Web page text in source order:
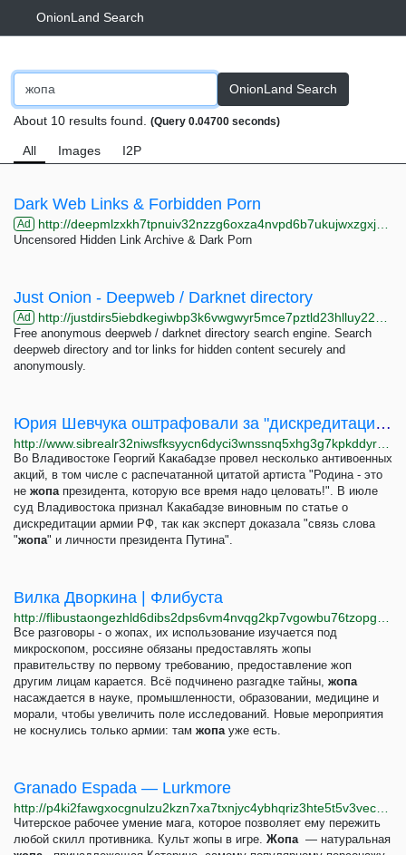
OnionLand Search
OnionLand Search
About 10 results found. (Query 0.04700 seconds)
All Images I2P
Dark Web Links & Forbidden Porn
Ad http://deepmlzxkh7tpnuiv32nzzg6oxza4nvpd6b7ukujwxzgxj2f33johuqd.onion
Uncensored Hidden Link Archive & Dark Porn
Just Onion - Deepweb / Darknet directory
Ad http://justdirs5iebdkegiwbp3k6vwgwyr5mce7pztld23hlluy22ox4r3iad.onion
Free anonymous deepweb / darknet directory search engine. Search
deepweb directory and tor links for hidden content securely and
anonymously.
Юрия Шевчука оштрафовали за "дискредитацию" российской армии
Во Владивостоке Георгий Какабадзе провел несколько антивоенных
акций, в том числе с распечатанной цитатой артиста "Родина - это
не жопапрезидента, которую все время надо целовать!". В июле
суд Владивостока признал Какабадзе виновным по статье о
дискредитации армии РФ, так как эксперт доказала "связь слова
"жопа" и личности президента Путина".
Вилка Дворкина | Флибуста
Все разговоры - о жопах, их использование изучается под
микроскопом, россияне обязаны предоставлять жопы
правительству по первому требованию, предоставление жоп
другим лицам карается. Всё подчинено разгадке тайны, жопа
насаждается в науке, промышленности, образовании, медицине и
морали, чтобы увеличить поле исследований. Новые мероприятия
не коснулись только армии: там жопауже есть.
Granado Espada — Lurkmore
Читерское рабочее умение мага, которое позволяет ему пережить
любой скилл противника. Культ жопы в игре. Жопа— натуральная